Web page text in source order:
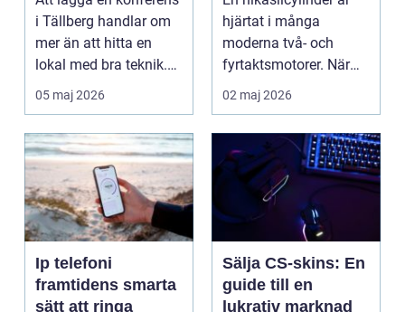
i Tällberg handlar om
mer än att hitta en
lokal med bra teknik.
Den lilla byn...
05 maj 2026
snöskoter
hjärtat i många
moderna två- och
fyrtaktsmotorer. När
den fungerar som den
02 maj 2026
Ip telefoni
framtidens smarta
sätt att ringa
Sälja CS-skins: En
guide till en
lukrativ marknad